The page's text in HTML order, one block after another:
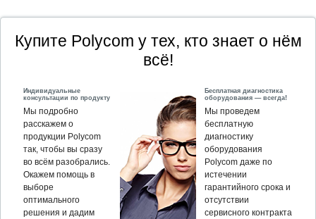
Купите Polycom у тех, кто знает о нём
всё!
Индивидуальные
консультации по продукту
Мы подробно
расскажем о
продукции Polycom
так, чтобы вы сразу
во всём разобрались.
Окажем помощь в
выборе
оптимального
решения и дадим
Бесплатная диагностика
оборудования — всегда!
Мы проведем
бесплатную
диагностику
оборудования
Polycom даже по
истечении
гарантийного срока и
отсутствии
сервисного контракта